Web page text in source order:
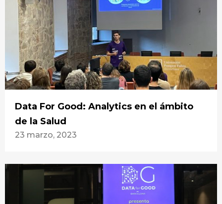
Data For Good: Analytics en el ámbito
de la Salud
23 marzo, 2023